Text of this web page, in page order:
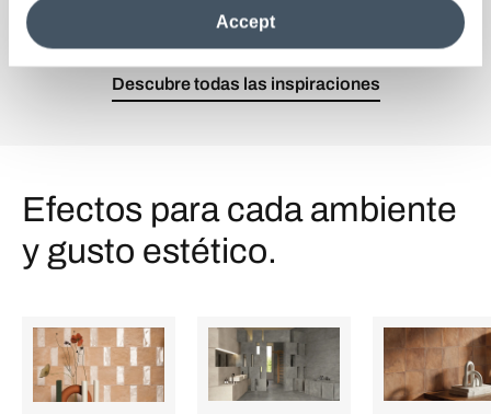
the site after installing only technical cookies. For more
information see the
Cookie Policy
Accept
Descubre todas las inspiraciones
Efectos para cada ambiente
y gusto estético.